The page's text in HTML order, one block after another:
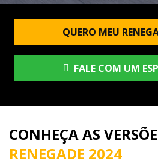
QUERO MEU
FALE COM UM
CONHEÇA AS
RENEGADE 2024